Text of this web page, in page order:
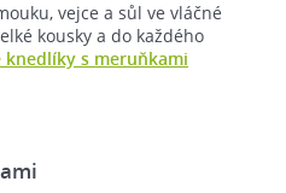
vejce a sůl ve vláčné
kousky a do každého
knedlíky s meruňkami